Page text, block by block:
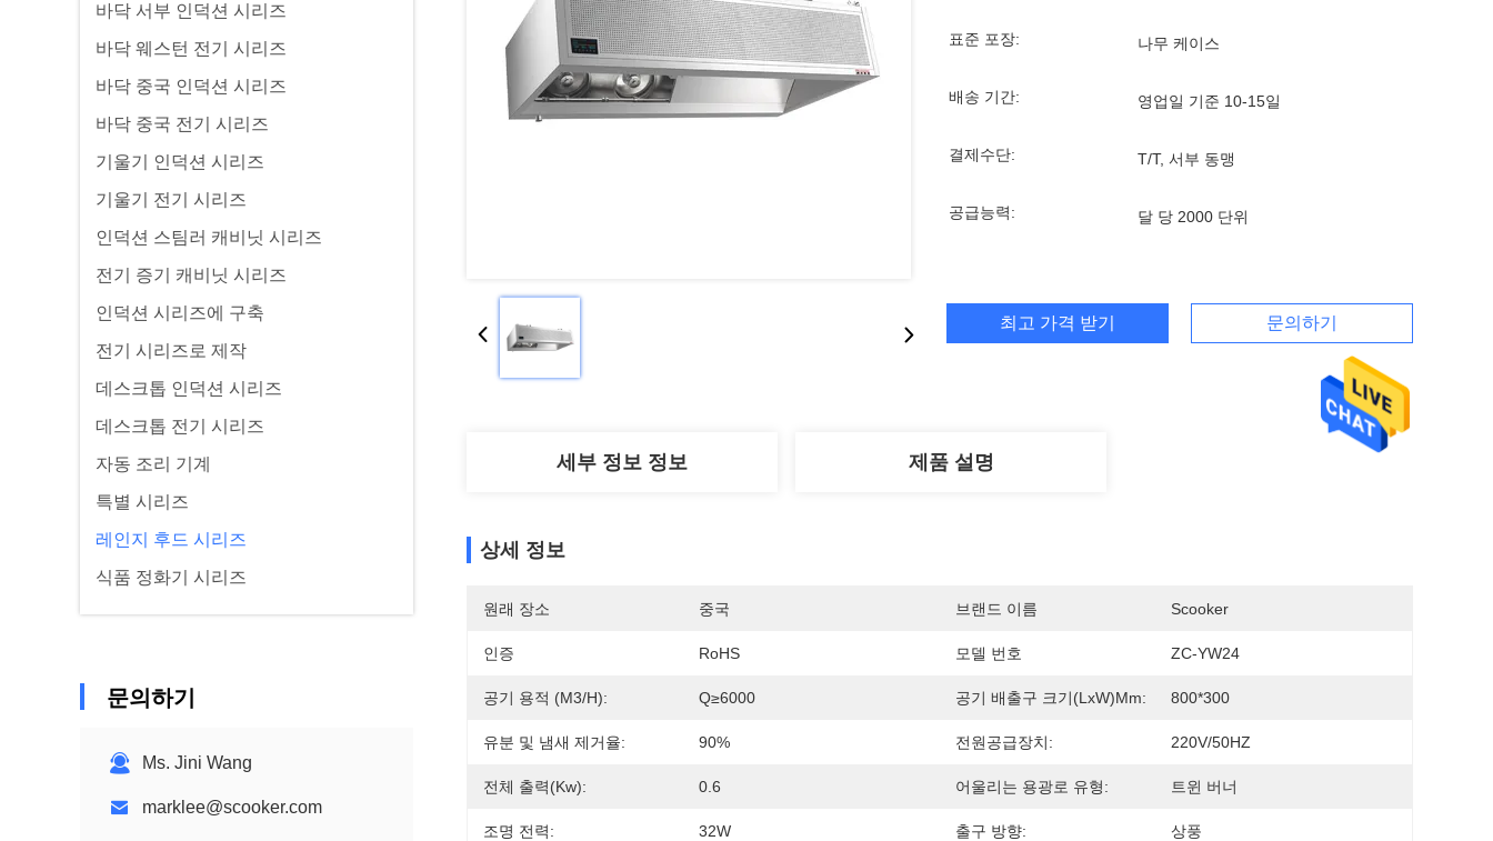
바닥 서부 인덕션 시리즈
바닥 웨스턴 전기 시리즈
바닥 중국 인덕션 시리즈
바닥 중국 전기 시리즈
기울기 인덕션 시리즈
기울기 전기 시리즈
인덕션 스팀러 캐비닛 시리즈
전기 증기 캐비닛 시리즈
인덕션 시리즈에 구축
전기 시리즈로 제작
데스크톱 인덕션 시리즈
데스크톱 전기 시리즈
자동 조리 기계
특별 시리즈
레인지 후드 시리즈
식품 정화기 시리즈
문의하기
Ms. Jini Wang
marklee@scooker.com
표준 포장: 나무 케이스
배송 기간: 영업일 기준 10-15일
결제수단: T/T, 서부 동맹
공급능력: 달 당 2000 단위
최고 가격 받기 문의하기
세부 정보 정보 제품 설명
상세 정보
원래 장소 중국 브랜드 이름 Scooker
인증 RoHS 모델 번호 ZC-YW24
공기 용적 (m3/h): Q≥6000 공기 배출구 크기(LxW)mm: 800*300
유분 및 냄새 제거율: 90% 전원공급장치: 220V/50HZ
전체 출력(Kw): 0.6 어울리는 용광로 유형: 트윈 버너
조명 전력: 32W 출구 방향: 상풍